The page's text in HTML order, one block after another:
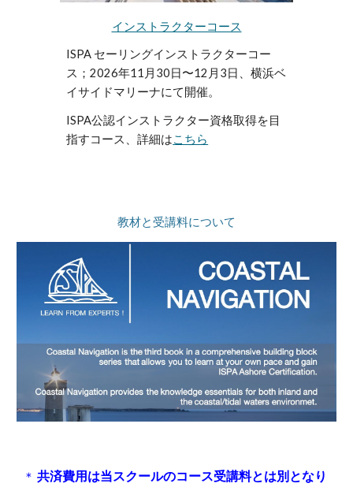
インストラクターコース
ISPA セーリングインストラクターコー
ス；2026年11月30日〜12月3日、横浜ベ
イサイドマリーナにて開催。
ISPA公認インストラクター資格取得を目
指すコース、詳細はこちら
教材と受講料について
＊共済費用は当スクールのコース受講料とは別となり